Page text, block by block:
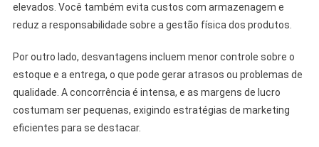
elevados. Você também evita custos com armazenagem e
reduz a responsabilidade sobre a gestão física dos produtos.
Por outro lado, desvantagens incluem menor controle sobre o
estoque e a entrega, o que pode gerar atrasos ou problemas de
qualidade. A concorrência é intensa, e as margens de lucro
costumam ser pequenas, exigindo estratégias de marketing
eficientes para se destacar.